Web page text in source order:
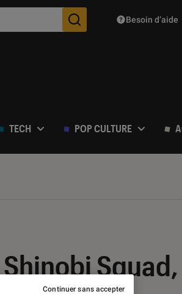
Des suggestions de
Besoin d’aide
TECH POP CULTURE
Continuer sans accepter